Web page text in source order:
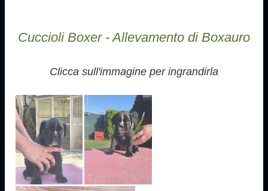
Cuccioli Boxer - Allevamento di Boxauro
Clicca sull'immagine per ingrandirla